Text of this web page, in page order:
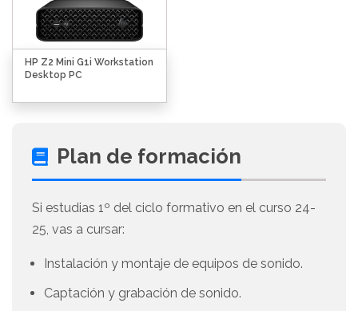
HP Z2 Mini G1i Workstation
Desktop PC
Plan de formación
Si estudias 1º del ciclo formativo en el curso 24-
25, vas a cursar:
Instalación y montaje de equipos de sonido.
Captación y grabación de sonido.